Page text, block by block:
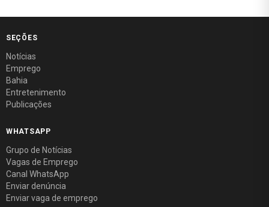
SEÇÕES
Notícias
Emprego
Bahia
Entretenimento
Publicações
WHATSAPP
Grupo de Notícias
Vagas de Emprego
Canal WhatsApp
Enviar denúncia
Enviar vaga de emprego